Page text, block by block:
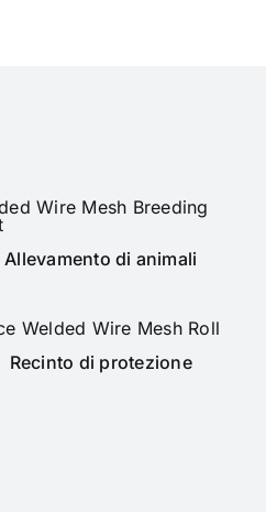
Allevamento di animali
Recinto di protezione